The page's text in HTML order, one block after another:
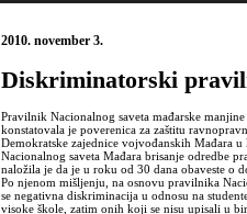
2010. november 3.
Diskriminatorski
Pravilnik Nacionalnog saveta mađarske
konstatovala je poverenica za zaštitu
Demokratske zajednice vojvođanskih Mađara
Nacionalnog saveta Mađara brisanje odredbe
naložila je da je u roku od 30 dana obaveste o
Po njenom mišljenju, na osnovu pravilnika
se negativna diskriminacija u odnosu na
visoke škole, zatim onih koji se nisu upisali u